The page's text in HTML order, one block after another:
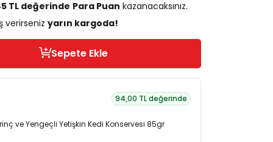
TL değerinde Para Puan kazanacaksınız.
verirseniz yarın kargoda!
Sepete Ekle
94,00 TL değerinde
ve Yengeçli Yetişkin Kedi Konservesi 85gr